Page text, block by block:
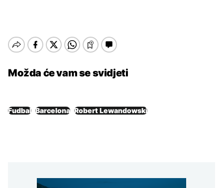
Možda će vam se svidjeti
Fudbal Barcelona Robert Lewandowski